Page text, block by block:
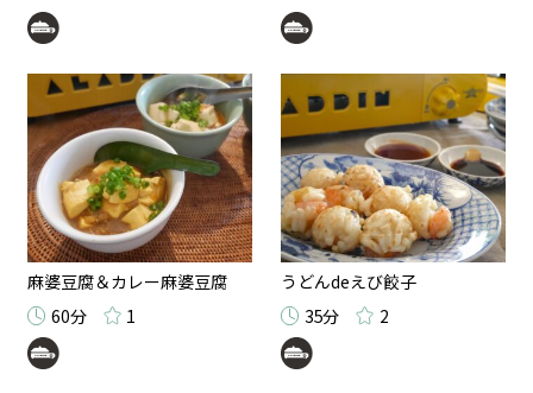
麻婆豆腐＆カレー麻婆豆腐
60分
1
うどんdeえび餃子
35分
2